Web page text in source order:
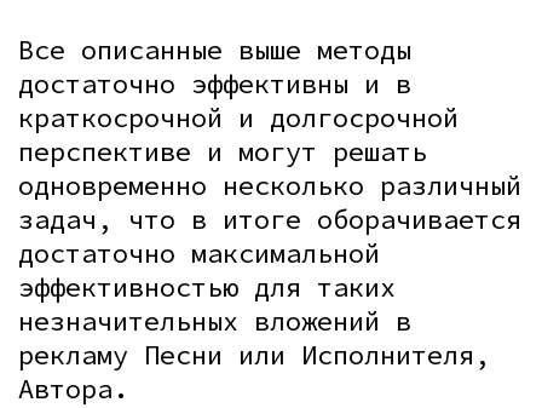
Все описанные выше методы
достаточно эффективны и в
краткосрочной и долгосрочной
перспективе и могут решать
одновременно несколько различный
задач, что в итоге оборачивается
достаточно максимальной
эффективностью для таких
незначительных вложений в
рекламу Песни или Исполнителя,
Автора.